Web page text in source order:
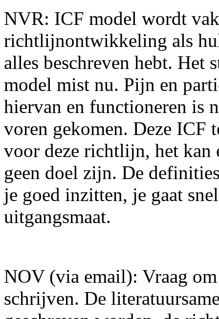
NVR: ICF model wordt
richtlijnontwikkeling als
alles beschreven hebt.
model mist nu. Pijn en
hiervan en functioneren is
voren gekomen. Deze ICF
voor deze richtlijn, het kan
geen doel zijn. De
je goed inzitten, je gaat
uitgangsmaat.
NOV (via email): Vraag
schrijven. De